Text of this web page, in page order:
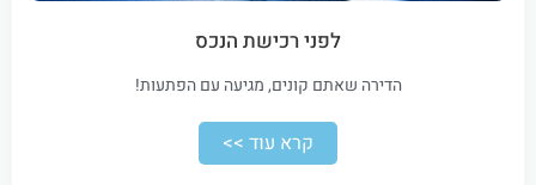
לפני רכישת הנכס
הדירה שאתם קונים, מגיעה עם הפתעות!
קרא עוד >>